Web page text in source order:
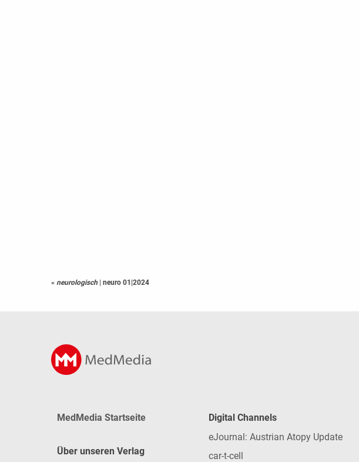
« neurologisch neuro 01|2024
MedMedia Startseite
Über unseren Verlag
Digital Channels
eJournal: Austrian Atopy Update
car-t-cell